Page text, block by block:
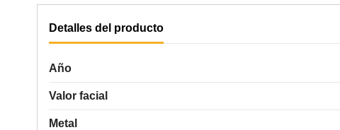
Detalles del producto
Año
Valor facial
Metal